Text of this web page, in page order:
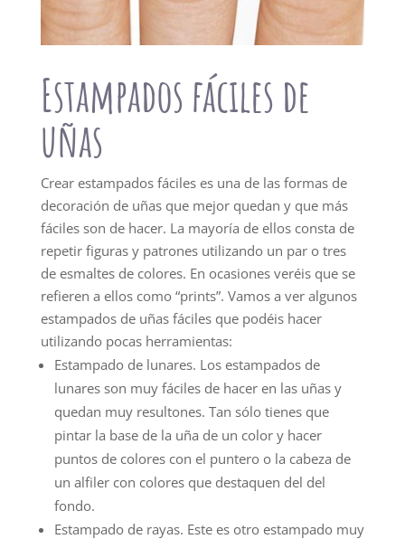
Estampados fáciles de
uñas
Crear estampados fáciles es una de las formas de
decoración de uñas que mejor quedan y que más
fáciles son de hacer. La mayoría de ellos consta de
repetir figuras y patrones utilizando un par o tres
de esmaltes de colores. En ocasiones veréis que se
refieren a ellos como “prints”. Vamos a ver algunos
estampados de uñas fáciles que podéis hacer
utilizando pocas herramientas:
Estampado de lunares. Los estampados de
lunares son muy fáciles de hacer en las uñas y
quedan muy resultones. Tan sólo tienes que
pintar la base de la uña de un color y hacer
puntos de colores con el puntero o la cabeza de
un alfiler con colores que destaquen del del
fondo.
Estampado de rayas. Este es otro estampado muy